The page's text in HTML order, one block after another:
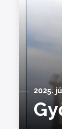
2025.